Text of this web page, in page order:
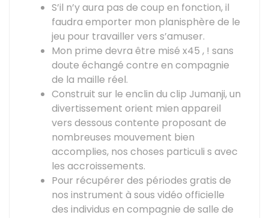
S’il n’y aura pas de coup en fonction, il
faudra emporter mon planisphère de le
jeu pour travailler vers s’amuser.
Mon prime devra être misé x45 , ! sans
doute échangé contre en compagnie
de la maille réel.
Construit sur le enclin du clip Jumanji, un
divertissement orient mien appareil
vers dessous contente proposant de
nombreuses mouvement bien
accomplies, nos choses particuli s avec
les accroissements.
Pour récupérer des périodes gratis de
nos instrument à sous vidéo officielle
des individus en compagnie de salle de